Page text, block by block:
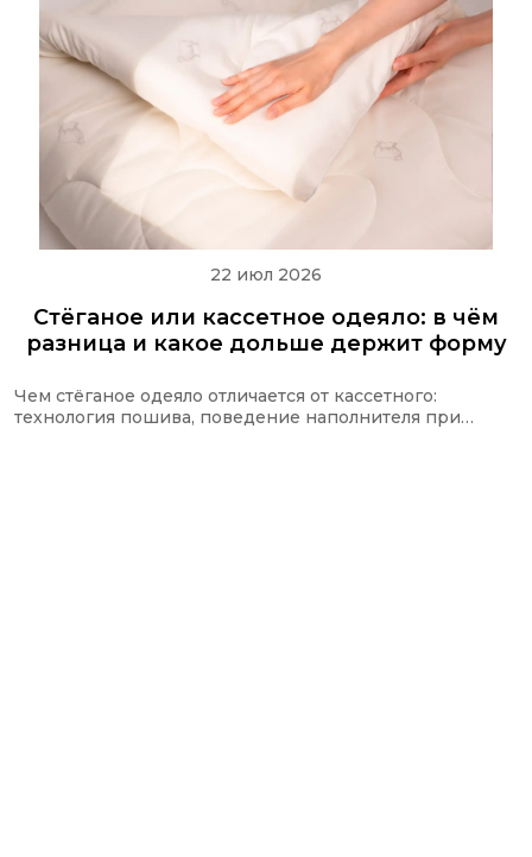
22 июл 2026
Стёганое или кассетное одеяло: в чём
разница и какое дольше держит форму
Чем стёганое одеяло отличается от кассетного:
технология пошива, поведение наполнителя при